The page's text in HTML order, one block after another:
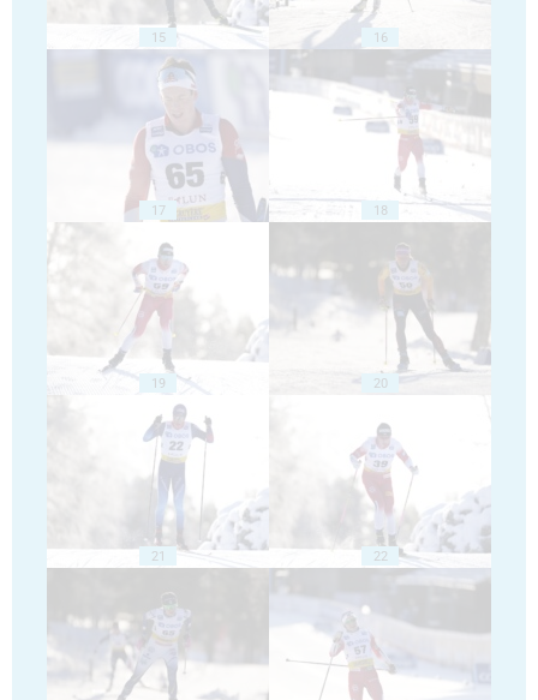
15 16
17 18
19 20
21 22